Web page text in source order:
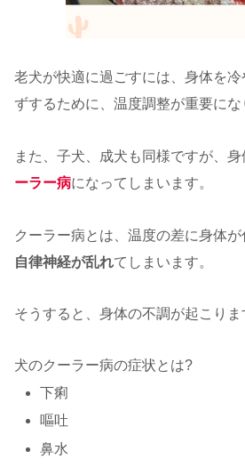
老犬が快適に過ごすには、身体を
ずするために、温度調整が重要にな
また、子犬、成犬も同様ですが、
ーラー病になってしまいます。
クーラー病とは、温度の差に身体が
自律神経が乱れてしまいます。
そうすると、身体の不調が起こりま
犬のクーラー病の症状とは?
下痢
嘔吐
鼻水